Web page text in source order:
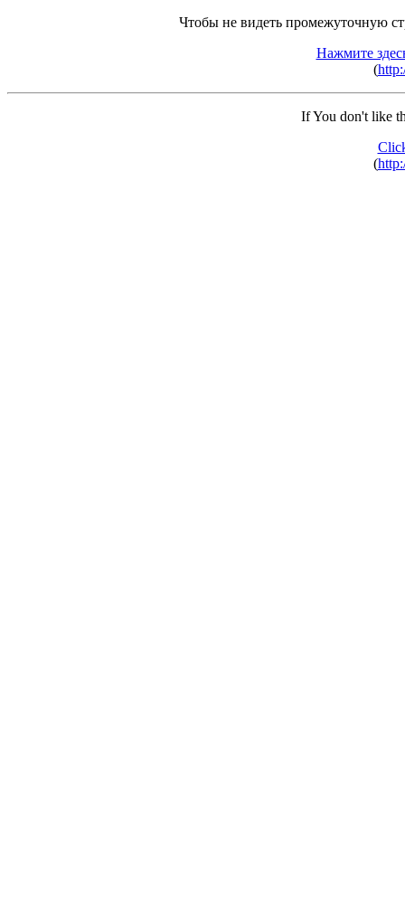
Чтобы не видеть промежуточную
Нажмите
(
If You don't like
(